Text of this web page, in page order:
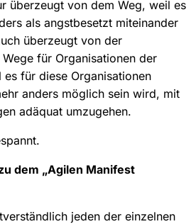
überzeugt von dem Weg, weil es
als angstbesetzt miteinander
überzeugt von der
für Organisationen der
für diese Organisationen
anders möglich sein wird, mit
adäquat umzugehen.
dem „Agilen Manifest
jeden der einzelnen